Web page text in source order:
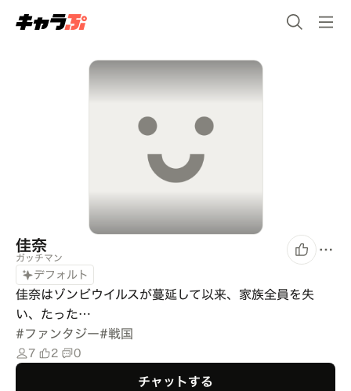
佳奈
ガッチマン
デフォルト
佳奈はゾンビウイルスが蔓延して以来、家族全員を失
い、たった…
#ファンタジー#戦国
7 2 0
チャットする